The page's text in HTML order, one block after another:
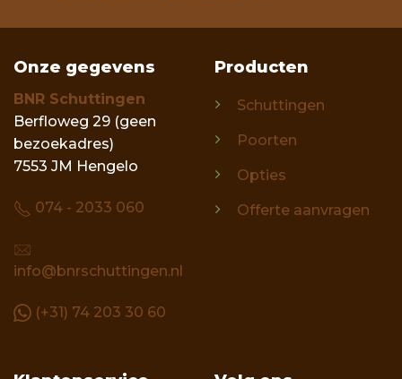
Onze gegevens
BNR Schuttingen
Berfloweg 29 (geen
bezoekadres)
7553 JM Hengelo
074 - 2033 060
info@bnrschuttingen.nl
(+31) 74 203 30 60
Producten
Schuttingen
Poorten
Opties
Offerte aanvragen